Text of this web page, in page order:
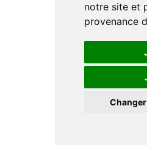
notre site et
provenance